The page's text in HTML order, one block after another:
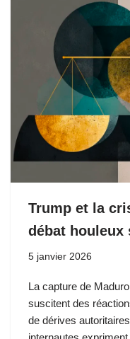
Trump et la
débat houleux
5 janvier 2026
La capture de
suscitent des
de dérives